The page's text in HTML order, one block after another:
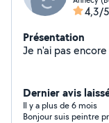
4,3/5
Présentation
Dernier avis
Il y a plus de 6 mois
Bonjour suis peintre